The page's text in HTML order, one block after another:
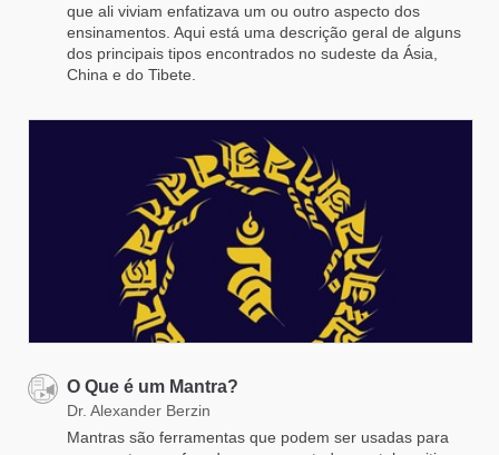
que ali viviam enfatizava um ou outro aspecto dos
ensinamentos. Aqui está uma descrição geral de alguns
dos principais tipos encontrados no sudeste da Ásia,
China e do Tibete.
O Que é um Mantra?
Dr. Alexander Berzin
Mantras são ferramentas que podem ser usadas para